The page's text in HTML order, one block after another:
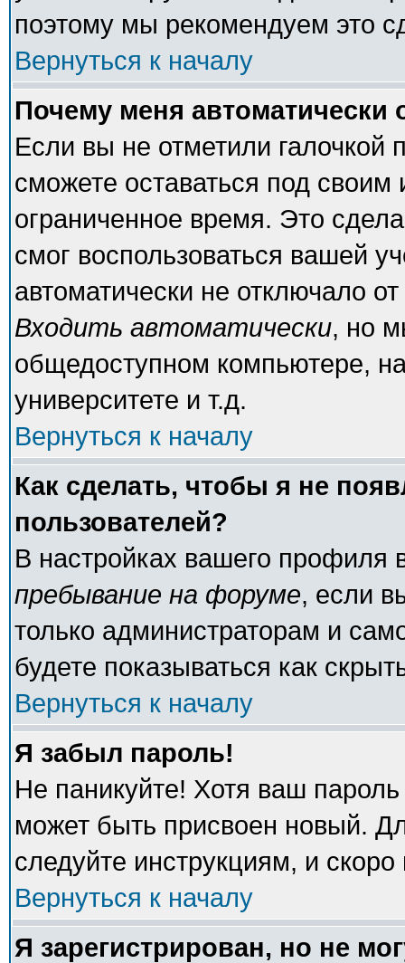
поэтому мы рекомендуем это
Вернуться к началу
Почему меня автоматически
Если вы не отметили галочкой
сможете оставаться под
ограниченное время. Это
смог воспользоваться вашей
автоматически не отключало
Входить автоматически, но
общедоступном компьютере,
университете и т.д.
Вернуться к началу
Как сделать, чтобы я не
пользователей?
В настройках вашего
пребывание на форуме, если
только администраторам и
будете показываться как
Вернуться к началу
Я забыл пароль!
Не паникуйте! Хотя ваш
может быть присвоен новый.
следуйте инструкциям, и
Вернуться к началу
Я зарегистрирован, но не